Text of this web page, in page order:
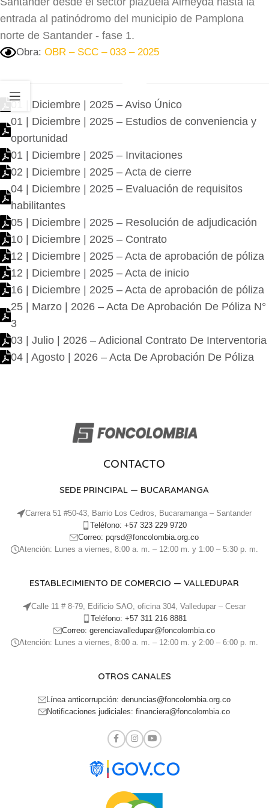
entrada al patinódromo del municipio de Pamplona
norte de Santander - fase 1.
Obra: OBR – SCC – 033 – 2025
01 | Diciembre | 2025 – Aviso Único
01 | Diciembre | 2025 – Estudios de conveniencia y
oportunidad
01 | Diciembre | 2025 – Invitaciones
02 | Diciembre | 2025 – Acta de cierre
04 | Diciembre | 2025 – Evaluación de requisitos
habilitantes
05 | Diciembre | 2025 – Resolución de adjudicación
10 | Diciembre | 2025 – Contrato
12 | Diciembre | 2025 – Acta de aprobación de póliza
12 | Diciembre | 2025 – Acta de inicio
16 | Diciembre | 2025 – Acta de aprobación de póliza
25 | Marzo | 2026 – Acta De Aprobación De Póliza N°
3
03 | Julio | 2026 – Adicional Contrato De Interventoria
04 | Agosto | 2026 – Acta De Aprobación De Póliza
CONTACTO
SEDE PRINCIPAL — BUCARAMANGA
Carrera 51 #50-43, Barrio Los Cedros, Bucaramanga – Santander
Teléfono: +57 323 229 9720
Correo: pqrsd@foncolombia.org.co
Atención: Lunes a viernes, 8:00 a. m. – 12:00 m. y 1:00 – 5:30 p. m.
ESTABLECIMIENTO DE COMERCIO — VALLEDUPAR
Calle 11 # 8-79, Edificio SAO, oficina 304, Valledupar – Cesar
Teléfono: +57 311 216 8881
Correo: gerenciavalledupar@foncolombia.co
Atención: Lunes a viernes, 8:00 a. m. – 12:00 m. y 2:00 – 6:00 p. m.
OTROS CANALES
Línea anticorrupción: denuncias@foncolombia.org.co
Notificaciones judiciales: financiera@foncolombia.co